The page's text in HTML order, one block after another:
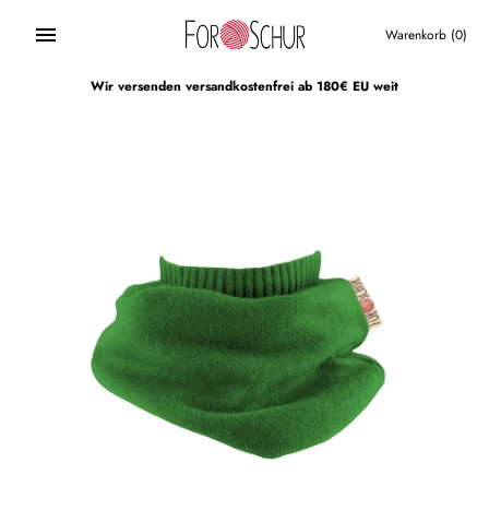
Warenkorb (0)
Wir versenden versandkostenfrei ab 180€ EU weit